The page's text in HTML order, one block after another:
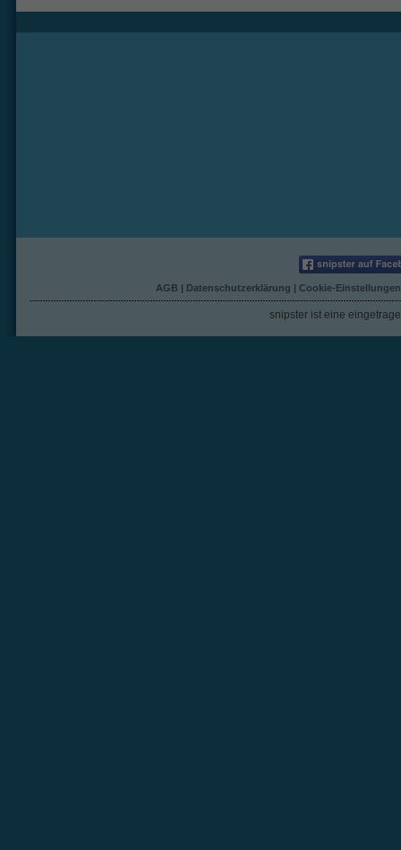
AGB | Datenschutzerklärung | Cookie-Einstellungen
snipster ist eine